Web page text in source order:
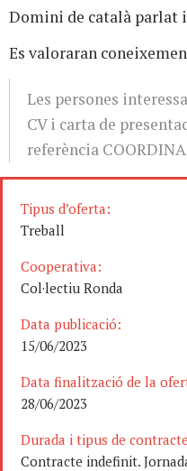
Domini de català parlat
Es valoraran
Les persones
CV i carta de
referència
Tipus d’oferta:
Treball
Cooperativa:
Col·lectiu Ronda
Data publicació:
15/06/2023
Data finalització de la
28/06/2023
Durada i tipus de
Contracte indefinit.